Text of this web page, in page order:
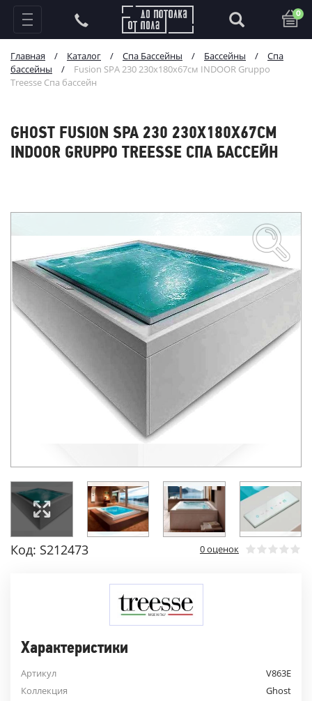
0
Главная / Каталог / Спа Бассейны / Бассейны /
Спа
бассейны
/
Fusion SPA 230 230x180x67см INDOOR Gruppo
Treesse Спа бассейн
GHOST FUSION SPA 230 230X180X67СМ
INDOOR GRUPPO TREESSE СПА БАССЕЙН
Код: S212473 0 оценок
Характеристики
Артикул
V863E
Коллекция
Ghost